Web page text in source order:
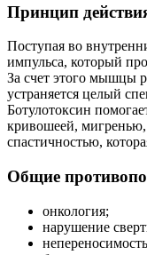
Принцип
Поступая во
импульса, который
За счет этого мышцы
устраняется целый
Ботулотоксин
кривошеей,
спастичностью,
Общие
онкология;
нарушение